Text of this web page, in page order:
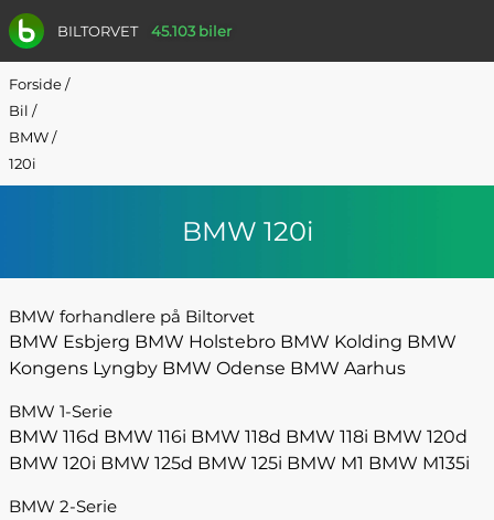
BILTORVET 45.103 biler
Forside/
Bil /
BMW/
120i
BMW 120i
BMW forhandlere på Biltorvet
BMW Esbjerg BMW Holstebro BMW Kolding BMW
Kongens Lyngby BMW Odense BMW Aarhus
BMW 1-Serie
BMW 116d BMW 116i BMW 118d BMW 118i BMW 120d
BMW 120i BMW 125d BMW 125i BMW M1 BMW M135i
BMW 2-Serie